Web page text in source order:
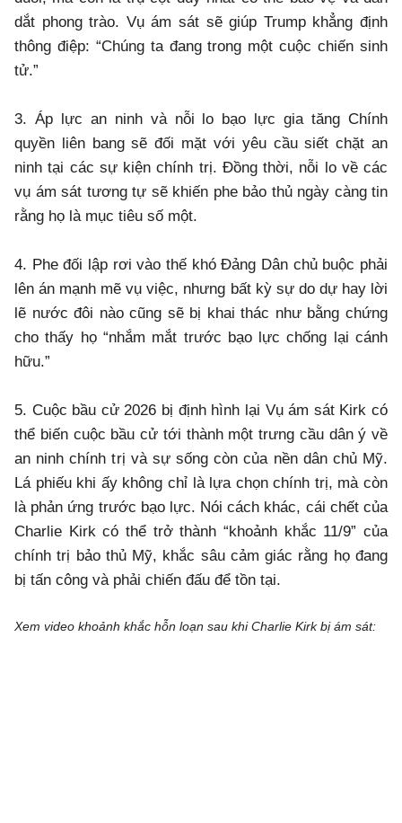
dắt phong trào. Vụ ám sát sẽ giúp Trump khẳng định
thông điệp: “Chúng ta đang trong một cuộc chiến sinh
tử.”
3. Áp lực an ninh và nỗi lo bạo lực gia tăng Chính
quyền liên bang sẽ đối mặt với yêu cầu siết chặt an
ninh tại các sự kiện chính trị. Đồng thời, nỗi lo về các
vụ ám sát tương tự sẽ khiến phe bảo thủ ngày càng tin
rằng họ là mục tiêu số một.
4. Phe đối lập rơi vào thế khó Đảng Dân chủ buộc phải
lên án mạnh mẽ vụ việc, nhưng bất kỳ sự do dự hay lời
lẽ nước đôi nào cũng sẽ bị khai thác như bằng chứng
cho thấy họ “nhắm mắt trước bạo lực chống lại cánh
hữu.”
5. Cuộc bầu cử 2026 bị định hình lại Vụ ám sát Kirk có
thể biến cuộc bầu cử tới thành một trưng cầu dân ý về
an ninh chính trị và sự sống còn của nền dân chủ Mỹ.
Lá phiếu khi ấy không chỉ là lựa chọn chính trị, mà còn
là phản ứng trước bạo lực. Nói cách khác, cái chết của
Charlie Kirk có thể trở thành “khoảnh khắc 11/9” của
chính trị bảo thủ Mỹ, khắc sâu cảm giác rằng họ đang
bị tấn công và phải chiến đấu để tồn tại.
Xem video khoảnh khắc hỗn loạn sau khi Charlie Kirk bị ám sát: